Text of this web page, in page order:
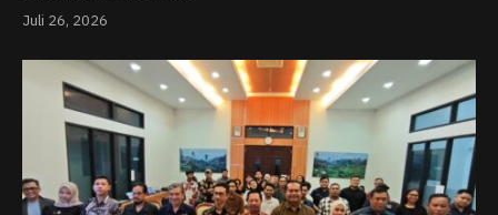
Juli 26, 2026